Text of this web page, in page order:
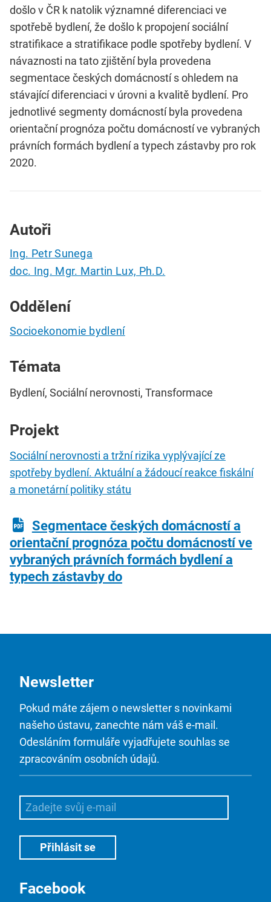
došlo v ČR k natolik významné diferenciaci ve
spotřebě bydlení, že došlo k propojení sociální
stratifikace a stratifikace podle spotřeby bydlení. V
návaznosti na tato zjištění byla provedena
segmentace českých domácností s ohledem na
stávající diferenciaci v úrovni a kvalitě bydlení. Pro
jednotlivé segmenty domácností byla provedena
orientační prognóza počtu domácností ve vybraných
právních formách bydlení a typech zástavby pro rok
2020.
Autoři
Ing. Petr Sunega
doc. Ing. Mgr. Martin Lux, Ph.D.
Oddělení
Socioekonomie bydlení
Témata
Bydlení, Sociální nerovnosti, Transformace
Projekt
Sociální nerovnosti a tržní rizika vyplývající ze
spotřeby bydlení. Aktuální a žádoucí reakce fiskální
a monetární politiky státu
Segmentace českých domácností a
orientační prognóza počtu domácností ve
vybraných právních formách bydlení a
typech zástavby do
Newsletter
Pokud máte zájem o newsletter s novinkami
našeho ústavu, zanechte nám váš e-mail.
Odesláním formuláře vyjadřujete souhlas se
zpracováním osobních údajů.
Facebook